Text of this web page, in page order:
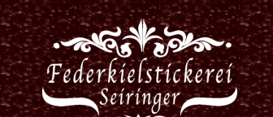
Zum
Inhalt
springen